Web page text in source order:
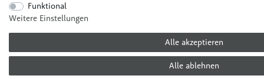
Funktional
Weitere Einstellungen
Alle akzeptieren
Alle ablehnen